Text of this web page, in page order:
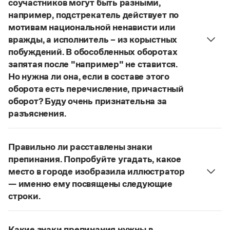
Словари русского языка как государственного
Справочники
Правила русской орфографии и пунктуации
Русский язык. Краткий теоретический курс
для школьников
Письмовник
Справочник по пунктуации
Азбучные истины
Словарь-справочник непростые слова
Все справочники портала
Новости и события
Управление в русском языке
Словарь русских имён
Словарь методических терминов
Правила русской орфографии и пунктуации
(1956)
соучастников могут быть разными,
например, подстрекатель действует по
мотивам национальной ненависти или
вражды, а исполнитель – из корыстных
побуждений. В обособленных оборотах
запятая после "например" не ставится.
Но нужна ли она, если в составе этого
оборота есть перечисление, причастный
оборот? Буду очень признательна за
разъяснения.
В § 94«Правил русской орфографии и пунктуации»
слова и сочетания слов, стоящие на границе
частей сложного предложения и относящиеся к
следующему за ними предложению,
не отделяются от него запятой:Послышался
резкий стук, должно быть сорвалась ставня
По этому правилу запятая посленапример
не нужна:Мотивы совершения преступления у
Правильно ли расставлены знаки
препинания. Попробуйте угадать, какое
место в городе изобразила иллюстратор
— именно ему посвящены следующие
строки.
Нужно закрыть запятой придаточную часть: